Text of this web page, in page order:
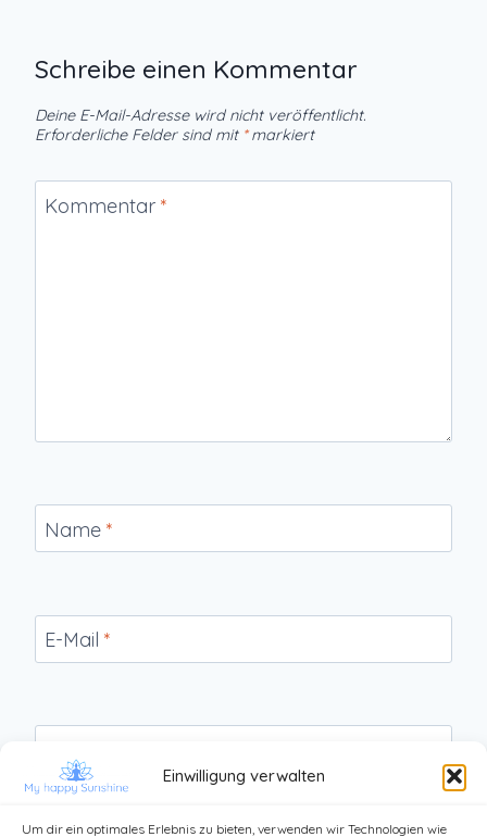
Einwilligung verwalten
Um dir ein optimales Erlebnis zu bieten, verwenden wir Technologien wie
Schreibe einen Kommentar
Deine E-Mail-Adresse wird nicht veröffentlicht.
Erforderliche Felder sind mit *markiert
Kommentar *
Name *
E-Mail *